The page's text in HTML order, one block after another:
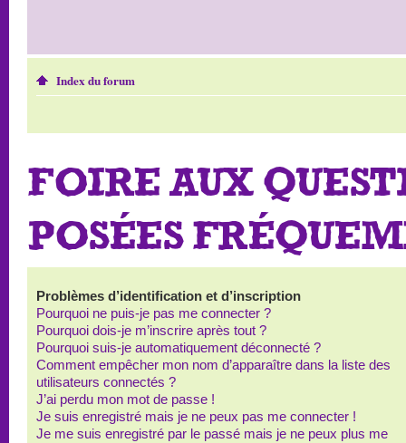
Index du forum
FOIRE AUX
POSÉES
Problèmes d’identification et d’inscription
Pourquoi ne puis-je pas me connecter ?
Pourquoi dois-je m’inscrire après tout ?
Pourquoi suis-je automatiquement déconnecté ?
Comment empêcher mon nom d’apparaître dans la liste des
utilisateurs connectés ?
J’ai perdu mon mot de passe !
Je suis enregistré mais je ne peux pas me connecter !
Je me suis enregistré par le passé mais je ne peux plus me